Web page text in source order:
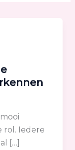
rol. Iedere
[…]